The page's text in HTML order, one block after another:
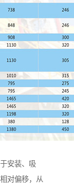
安装、吸
对偏移，从